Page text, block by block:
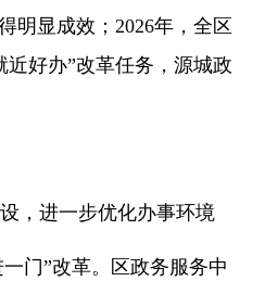
明显成效；2026年，全区
好办”改革任务，源城政
进一步优化办事环境
门”改革。区政务服务中